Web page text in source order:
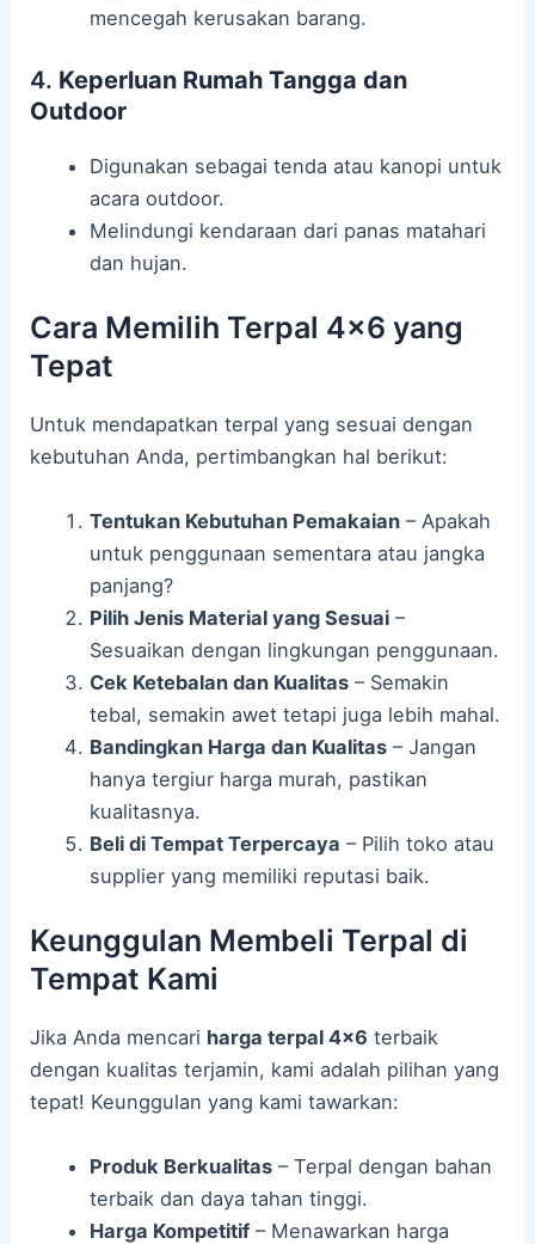
mencegah kerusakan barang.
4. Keperluan Rumah Tangga dan
Outdoor
Digunakan sebagai tenda atau kanopi untuk
acara outdoor.
Melindungi kendaraan dari panas matahari
dan hujan.
Cara Memilih Terpal 4×6 yang
Tepat
Untuk mendapatkan terpal yang sesuai dengan
kebutuhan Anda, pertimbangkan hal berikut:
Tentukan Kebutuhan Pemakaian– Apakah
untuk penggunaan sementara atau jangka
panjang?
Pilih Jenis Material yang Sesuai–
Sesuaikan dengan lingkungan penggunaan.
Cek Ketebalan dan Kualitas– Semakin
tebal, semakin awet tetapi juga lebih mahal.
Bandingkan Harga dan Kualitas– Jangan
hanya tergiur harga murah, pastikan
kualitasnya.
Beli di Tempat Terpercaya – Pilih toko atau
supplier yang memiliki reputasi baik.
Keunggulan Membeli Terpal di
Tempat Kami
Jika Anda mencari harga terpal 4×6 terbaik
dengan kualitas terjamin, kami adalah pilihan yang
tepat! Keunggulan yang kami tawarkan:
Produk Berkualitas– Terpal dengan bahan
terbaik dan daya tahan tinggi.
Harga Kompetitif– Menawarkan harga